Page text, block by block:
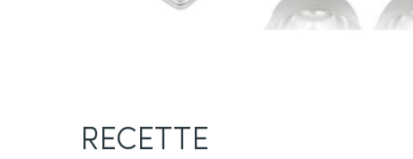
RECETTE